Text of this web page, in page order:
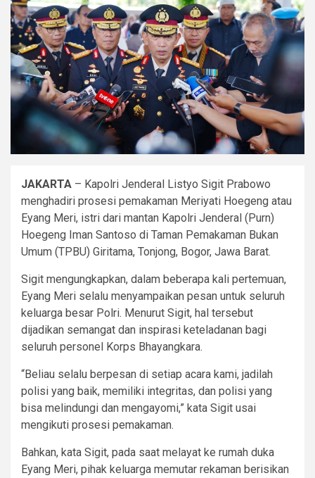
JAKARTA – Kapolri Jenderal Listyo Sigit Prabowo
menghadiri prosesi pemakaman Meriyati Hoegeng atau
Eyang Meri, istri dari mantan Kapolri Jenderal (Purn)
Hoegeng Iman Santoso di Taman Pemakaman Bukan
Umum (TPBU) Giritama, Tonjong, Bogor, Jawa Barat.
Sigit mengungkapkan, dalam beberapa kali pertemuan,
Eyang Meri selalu menyampaikan pesan untuk seluruh
keluarga besar Polri. Menurut Sigit, hal tersebut
dijadikan semangat dan inspirasi keteladanan bagi
seluruh personel Korps Bhayangkara.
“Beliau selalu berpesan di setiap acara kami, jadilah
polisi yang baik, memiliki integritas, dan polisi yang
bisa melindungi dan mengayomi,” kata Sigit usai
mengikuti prosesi pemakaman.
Bahkan, kata Sigit, pada saat melayat ke rumah duka
Eyang Meri, pihak keluarga memutar rekaman berisikan